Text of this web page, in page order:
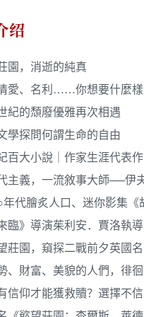
绍
園，消逝的純真
愛、名利……你想要什麼樣
紀的頹廢優雅再次相遇
學探問何謂生命的自由
百大小說｜作家生涯代表
主義，一流敘事大師──伊
年代膾炙人口、迷你影集《
臨》導演茱利安．賈洛執
莊園，窺探二戰前夕英國名
、財富、美貌的人們，徘
信仰才能獲救贖？選擇不信